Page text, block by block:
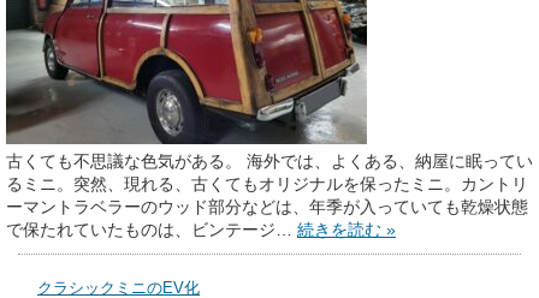
古くても不思議な色気がある。 海外では、よくある、納屋に眠ってい
るミニ。突然、現れる、古くてもオリジナルを保ったミニ。カントリ
ーマントラベラーのウッド部分などは、年季が入っていても乾燥状態
で保たれていたものは、ビンテージ… 続きを読む »
クラシックミニのEV化